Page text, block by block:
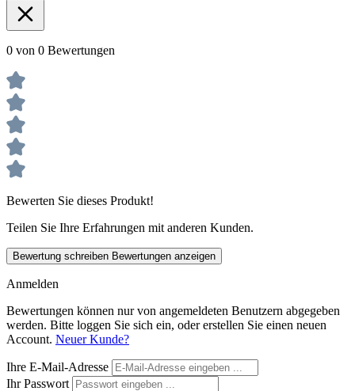
0 von 0 Bewertungen
Bewerten Sie dieses Produkt!
Teilen Sie Ihre Erfahrungen mit anderen Kunden.
Bewertung schreiben Bewertungen anzeigen
Anmelden
Bewertungen können nur von angemeldeten Benutzern abgegeben
werden. Bitte loggen Sie sich ein, oder erstellen Sie einen neuen
Account. Neuer Kunde?
Ihre E-Mail-Adresse
Ihr Passwort